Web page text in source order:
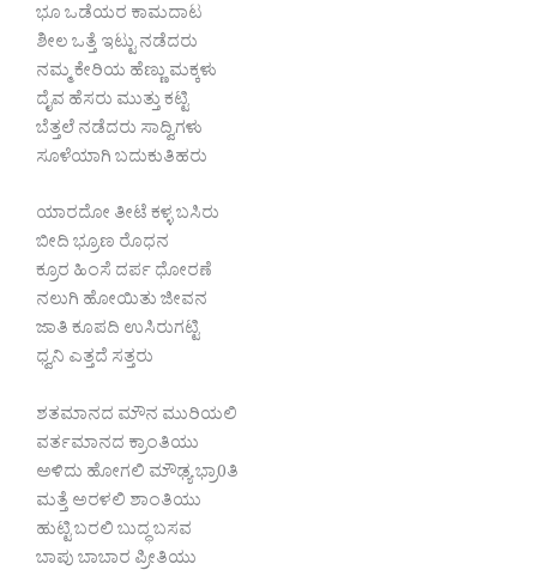
ಭೂ ಒಡೆಯರ ಕಾಮದಾಟ
ಶೀಲ ಒತ್ತೆ ಇಟ್ಟು ನಡೆದರು
ನಮ್ಮ ಕೇರಿಯ ಹೆಣ್ಣು ಮಕ್ಕಳು
ದೈವ ಹೆಸರು ಮುತ್ತು ಕಟ್ಟಿ
ಬೆತ್ತಲೆ ನಡೆದರು ಸಾದ್ವಿಗಳು
ಸೂಳೆಯಾಗಿ ಬದುಕುತಿಹರು
ಯಾರದೋ ತೀಟೆ ಕಳ್ಳ ಬಸಿರು
ಬೀದಿ ಭ್ರೂಣ ರೊಧನ
ಕ್ರೂರ ಹಿಂಸೆ ದರ್ಪ ಧೋರಣೆ
ನಲುಗಿ ಹೋಯಿತು ಜೀವನ
ಜಾತಿ ಕೂಪದಿ ಉಸಿರುಗಟ್ಟಿ
ಧ್ವನಿ ಎತ್ತದೆ ಸತ್ತರು
ಶತಮಾನದ ಮೌನ ಮುರಿಯಲಿ
ವರ್ತಮಾನದ ಕ್ರಾಂತಿಯು
ಅಳಿದು ಹೋಗಲಿ ಮೌಢ್ಯ ಭ್ರಾ0ತಿ
ಮತ್ತೆ ಅರಳಲಿ ಶಾಂತಿಯು
ಹುಟ್ಟಿ ಬರಲಿ ಬುದ್ಧ ಬಸವ
ಬಾಪು ಬಾಬಾರ ಪ್ರೀತಿಯು